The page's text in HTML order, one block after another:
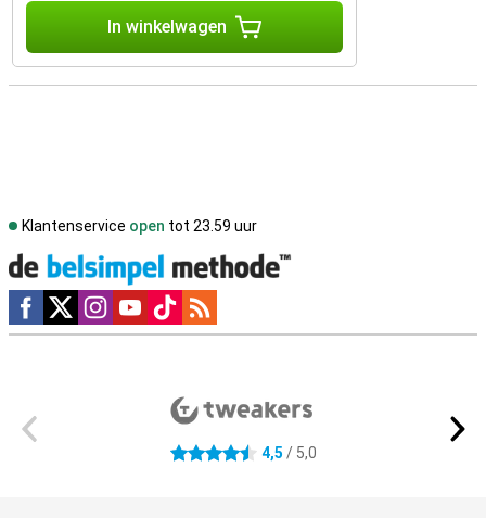
In winkelwagen
Klantenservice open tot 23.59 uur
Social media
4.5 sterren 4,5 / 5,0